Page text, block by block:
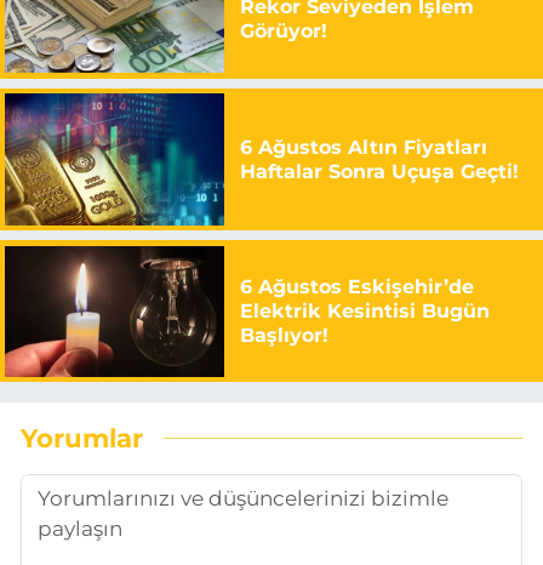
Rekor Seviyeden İşlem
Görüyor!
6 Ağustos Altın Fiyatları
Haftalar Sonra Uçuşa Geçti!
6 Ağustos Eskişehir’de
Elektrik Kesintisi Bugün
Başlıyor!
Yorumlar